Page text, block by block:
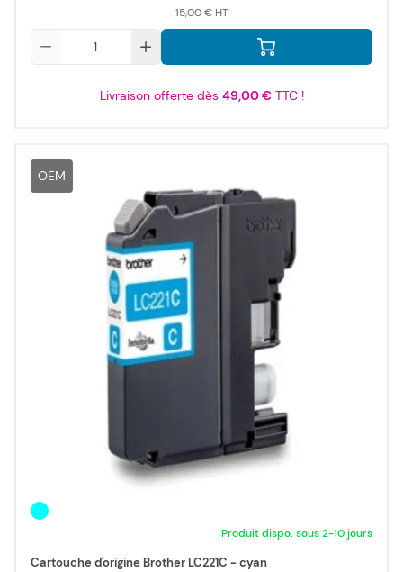
15,00 €
Livraison offerte dès 49,00 €TTC !
OEM
Produit dispo. sous 2-10 jours
Cartouche d'origine Brother LC221C - cyan